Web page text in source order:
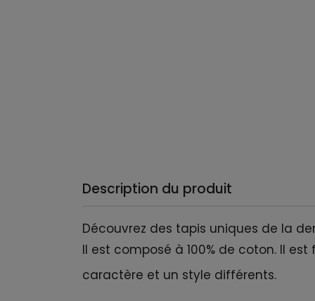
Description du produit
Découvrez des tapis uniques de la
Il est composé à 100% de coton. Il
caractère et un style différents.